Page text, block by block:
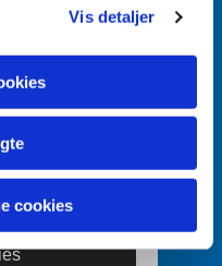
Vis detaljer
cookiesfor at se